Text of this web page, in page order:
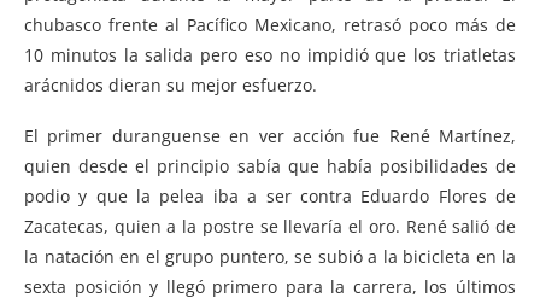
chubasco frente al Pacífico Mexicano, retrasó poco más de
10 minutos la salida pero eso no impidió que los triatletas
arácnidos dieran su mejor esfuerzo.
El primer duranguense en ver acción fue René Martínez,
quien desde el principio sabía que había posibilidades de
podio y que la pelea iba a ser contra Eduardo Flores de
Zacatecas, quien a la postre se llevaría el oro. René salió de
la natación en el grupo puntero, se subió a la bicicleta en la
sexta posición y llegó primero para la carrera, los últimos